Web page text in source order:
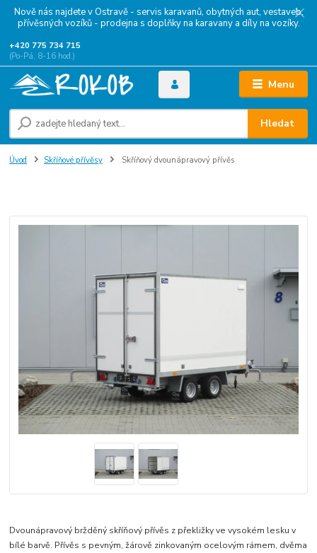
Nově nás najdete v Ostravě - servis karavanů, obytných aut, vestaveb,
přívěsných vozíků - prodejna s doplňky na karavany a díly na vozíky.
Menu
Hledat
+420 775 734 715
(Po-Pá, 8-16 hod.)
Úvod Skříňové přívěsy Skříňový dvounápravový přívěs
Dvounápravový bržděný skříňový přívěs z překližky ve vysokém lesku v
bílé barvě. Přívěs s pevným, žárově zinkovaným ocelovým rámem, dvěma